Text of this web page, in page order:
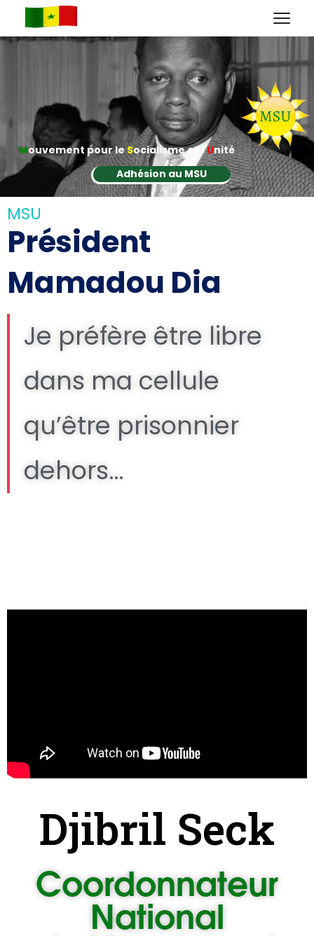
Mouvement pour leSocialisme et l'Unité
Adhésion au MSU
MSU
Président
Mamadou Dia
Je préfère être libre
dans ma cellule
qu’être prisonnier
dehors…
Djibril Seck
Coordonnateur
National